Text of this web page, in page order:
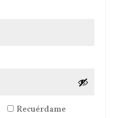
Recuérdame